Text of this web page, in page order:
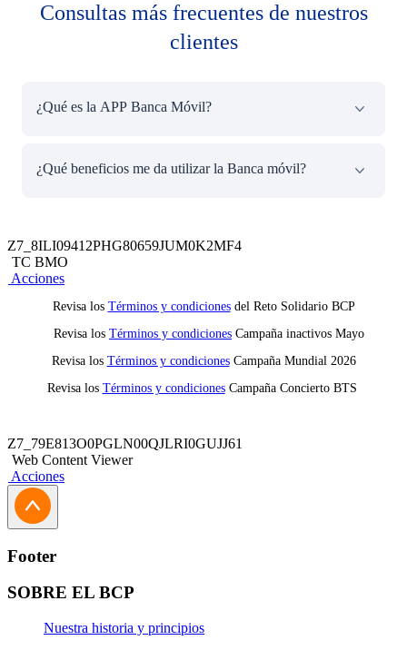
Consultas más frecuentes de nuestros
clientes
¿Qué es la APP Banca Móvil?
fácilmente. ¡Es como tener el banco en tus manos!
largas colas usando tu Banca Móvil BCP!
¿Qué beneficios me da utilizar la Banca móvil?
o de adaptarse a horarios bancarios. Con nuestra
los más altos estándares de protección para
resguardar tu información y tus transacciones.
buscando ofrecerte una experiencia de usuario
intuitiva y amigable.
encontrarás tutoriales y guías que te ayudarán paso
a paso.
Z7_8ILI09412PHG80659JUM0K2MF4
TC BMO
Acciones
Revisa los Términos y condicionesdel Reto Solidario BCP
Revisa los Términos y condiciones Campaña inactivos Mayo
Revisa los Términos y condicionesCampaña Mundial 2026
Revisa los Términos y condicionesCampaña Concierto BTS
Z7_79E813O0PGLN00QJLRI0GUJJ61
Web Content Viewer
Acciones
Footer
SOBRE EL BCP
Nuestra historia y principios